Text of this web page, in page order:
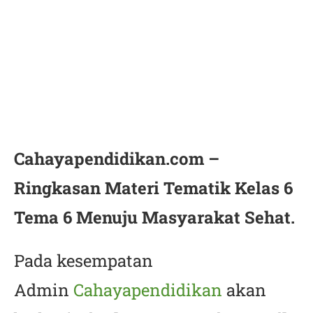
Cahayapendidikan.com –
Ringkasan Materi Tematik Kelas 6
Tema 6 Menuju Masyarakat Sehat.
Pada kesempatan
Admin Cahayapendidikan akan